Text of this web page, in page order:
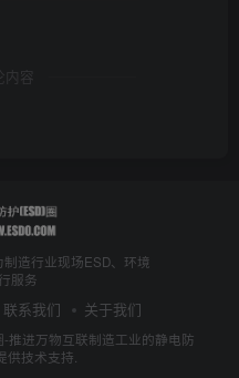
容
造行业现场ESD、环境
服务
联系我们 关于我们
-推进万物互联制造工业的静电防
供技术支持.